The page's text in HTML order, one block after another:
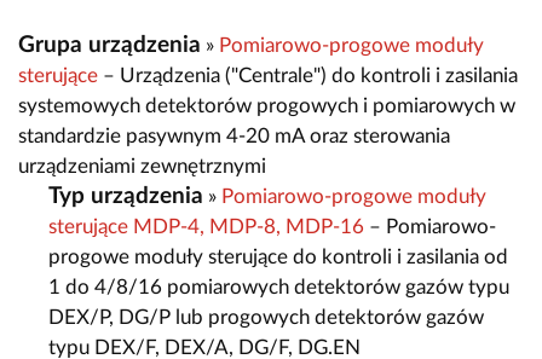
Grupa urządzenia » Pomiarowo-progowe moduły
sterujące – Urządzenia ("Centrale") do kontroli i zasilania
systemowych detektorów progowych i pomiarowych w
standardzie pasywnym 4-20 mA oraz sterowania
urządzeniami zewnętrznymi
Typ urządzenia » Pomiarowo-progowe moduły
sterujące MDP-4, MDP-8, MDP-16 – Pomiarowo-
progowe moduły sterujące do kontroli i zasilania od
1 do 4/8/16 pomiarowych detektorów gazów typu
DEX/P, DG/P lub progowych detektorów gazów
typu DEX/F, DEX/A, DG/F, DG.EN